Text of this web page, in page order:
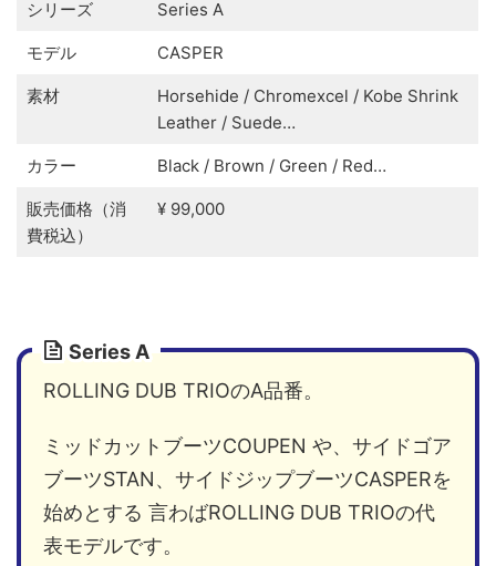
シリーズ Series A
モデル CASPER
素材
Horsehide / Chromexcel / Kobe Shrink
Leather / Suede…
カラー Black / Brown / Green / Red…
販売価格（消
費税込）
¥ 99,000
Series A
ROLLING DUB TRIOのA品番。
ミッドカットブーツCOUPEN や、サイドゴア
ブーツSTAN、サイドジップブーツCASPERを
始めとする 言わばROLLING DUB TRIOの代
表モデルです。